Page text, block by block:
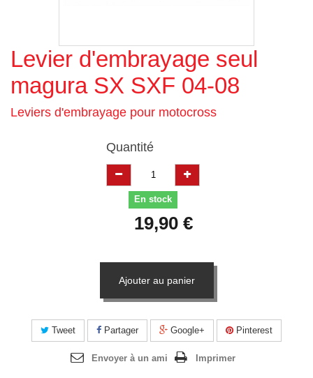
Agrandir l'image
Levier d'embrayage seul
magura SX SXF 04-08
Leviers d'embrayage pour motocross
Quantité
En stock
19,90 €
Ajouter au panier
Tweet Partager Google+ Pinterest
Envoyer à un ami Imprimer